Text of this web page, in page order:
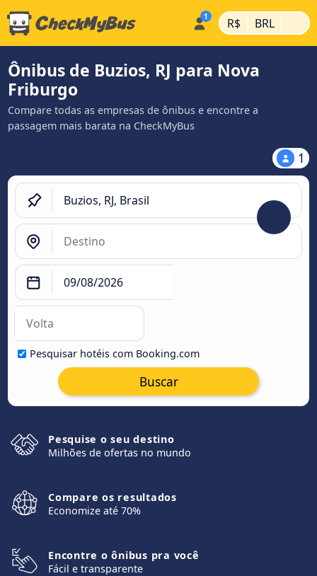
R$ | BRL |
Ônibus de Buzios, RJ para Nova
Friburgo
Compare todas as empresas de ônibus e encontre a
passagem mais barata na CheckMyBus
1
Pesquisar hotéis com Booking.com
Buscar
Pesquise o seu destino
Milhões de ofertas no mundo
Compare os resultados
Economize até 70%
Encontre o ônibus pra você
Fácil e transparente